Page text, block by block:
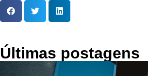
Últimas postagens